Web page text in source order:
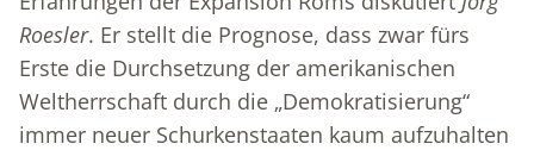
Roesler. Er stellt die Prognose, dass zwar fürs
Erste die Durchsetzung der amerikanischen
Weltherrschaft durch die „Demokratisierung“
immer neuer Schurkenstaaten kaum aufzuhalten